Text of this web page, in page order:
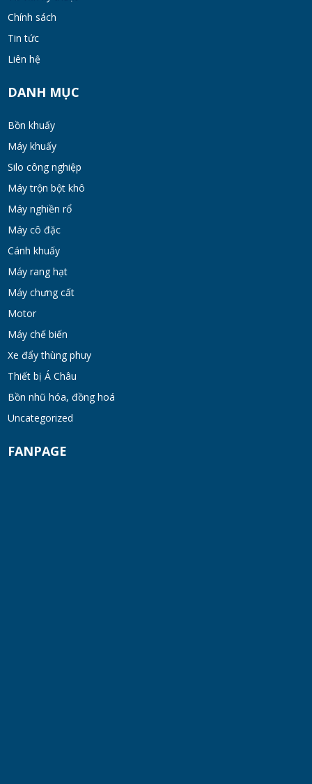
Chính sách
Tin tức
Liên hệ
DANH MỤC
Bồn khuấy
Máy khuấy
Silo công nghiệp
Máy trộn bột khô
Máy nghiền rổ
Máy cô đặc
Cánh khuấy
Máy rang hạt
Máy chưng cất
Motor
Máy chế biến
Xe đẩy thùng phuy
Thiết bị Á Châu
Bồn nhũ hóa, đồng hoá
Uncategorized
FANPAGE